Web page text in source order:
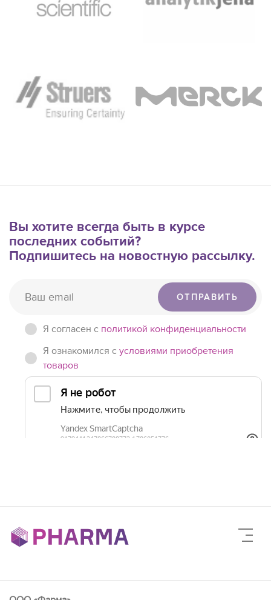
Вы хотите всегда быть в курсе
последних событий?
Подпишитесь на новостную рассылку.
ОТПРАВИТЬ
Я согласен c политикой конфиденциальности
Я ознакомился с условиями приобретения
товаров